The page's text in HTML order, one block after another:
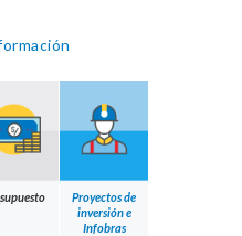
Proyectos de
inversión e
Infobras